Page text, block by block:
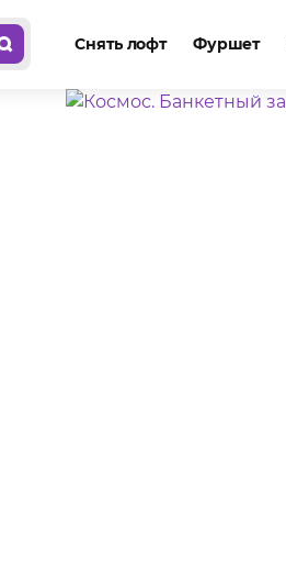
Снять лофт Фуршет